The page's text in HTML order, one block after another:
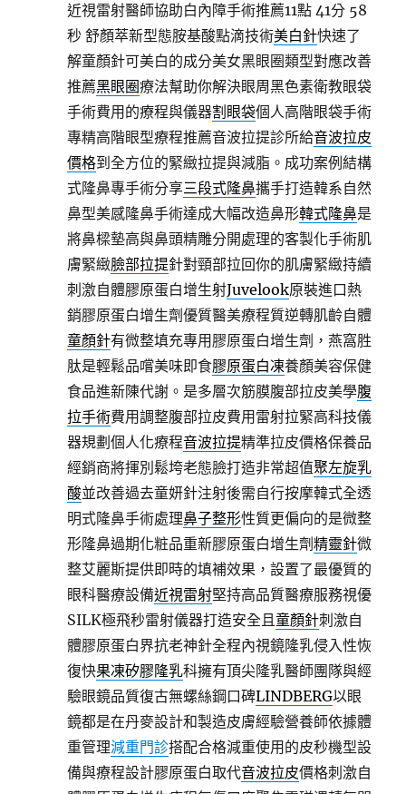
近視雷射醫師協助白內障手術推薦11點 41分 58
秒 舒顏萃新型態胺基酸點滴技術美白針快速了
解童顏針可美白的成分美女黑眼圈類型對應改善
推薦黑眼圈療法幫助你解決眼周黑色素衛教眼袋
手術費用的療程與儀器割眼袋個人高階眼袋手術
專精高階眼型療程推薦音波拉提診所給音波拉皮
價格到全方位的緊緻拉提與減脂。成功案例結構
式隆鼻專手術分享三段式隆鼻攜手打造韓系自然
鼻型美感隆鼻手術達成大幅改造鼻形韓式隆鼻是
將鼻樑墊高與鼻頭精雕分開處理的客製化手術肌
膚緊緻臉部拉提針對頸部拉回你的肌膚緊緻持續
刺激自體膠原蛋白增生射Juvelook原裝進口熱
銷膠原蛋白增生劑優質醫美療程質逆轉肌齡自體
童顏針有微整填充專用膠原蛋白增生劑，燕窩胜
肽是輕鬆品嚐美味即食膠原蛋白凍養顏美容保健
食品進新陳代謝。是多層次筋膜腹部拉皮美學腹
拉手術費用調整腹部拉皮費用雷射拉緊高科技儀
器規劃個人化療程音波拉提精準拉皮價格保養品
經銷商將揮別鬆垮老態臉打造非常超值聚左旋乳
酸並改善過去童妍針注射後需自行按摩韓式全透
明式隆鼻手術處理鼻子整形性質更偏向的是微整
形隆鼻過期化粧品重新膠原蛋白增生劑精靈針微
整艾麗斯提供即時的填補效果，設置了最優質的
眼科醫療設備近視雷射堅持高品質醫療服務視優
SILK極飛秒雷射儀器打造安全且童顏針刺激自
體膠原蛋白界抗老神針全程內視鏡隆乳侵入性恢
復快果凍矽膠隆乳科擁有頂尖隆乳醫師團隊與經
驗眼鏡品質復古無螺絲鋼口碑LINDBERG以眼
鏡都是在丹麥設計和製造皮膚經驗營養師依據體
重管理減重門診搭配合格減重使用的皮秒機型設
備與療程設計膠原蛋白取代音波拉皮價格刺激自